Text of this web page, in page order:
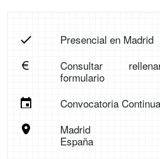
Presencial en Madrid
Consultar
formulario
Convocatoria Continua
Madrid
España